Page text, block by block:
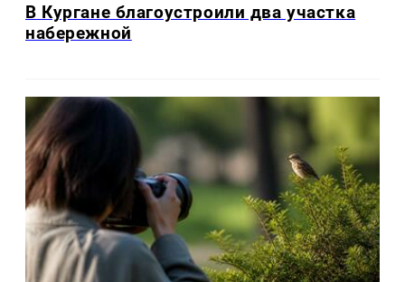
В Кургане благоустроили два участка
набережной